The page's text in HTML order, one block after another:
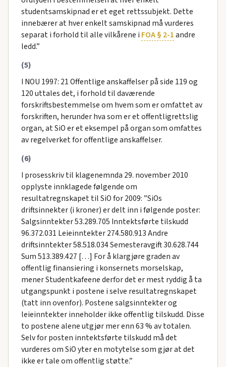
studentsamskipnad er et eget rettssubjekt. Dette
innebærer at hver enkelt samskipnad må vurderes
separat i forhold til alle vilkårene i FOA § 2-1andre
ledd.”
(5)
I NOU 1997: 21 Offentlige anskaffelser på side 119 og
120 uttales det, i forhold til daværende
forskriftsbestemmelse om hvem som er omfattet av
forskriften, herunder hva som er et offentligrettslig
organ, at SiO er et eksempel på organ som omfattes
av regelverket for offentlige anskaffelser.
(6)
I prosesskriv til klagenemnda 29. november 2010
opplyste innklagede følgende om
resultatregnskapet til SiO for 2009: ”SiOs
driftsinnekter (i kroner) er delt inn i følgende poster:
Salgsinntekter 53.289.705 Inntektsførte tilskudd
96.372.031 Leieinntekter 274.580.913 Andre
driftsinntekter 58.518.034 Semesteravgift 30.628.744
Sum 513.389.427 […] For å klargjøre graden av
offentlig finansiering i konsernets morselskap,
mener Studentkafeene derfor det er mest ryddig å ta
utgangspunkt i postene i selve resultatregnskapet
(tatt inn ovenfor). Postene salgsinntekter og
leieinntekter inneholder ikke offentlig tilskudd. Disse
to postene alene utgjør mer enn 63 % av totalen.
Selv for posten inntektsførte tilskudd må det
vurderes om SiO yter en motytelse som gjør at det
ikke er tale om offentlig støtte.”